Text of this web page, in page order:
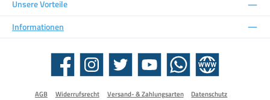
Unsere Vorteile
Informationen
Facebook Instagram Twitter YouTube WhatsApp Website
AGB Widerrufsrecht Versand- & Zahlungsarten
Datenschutz